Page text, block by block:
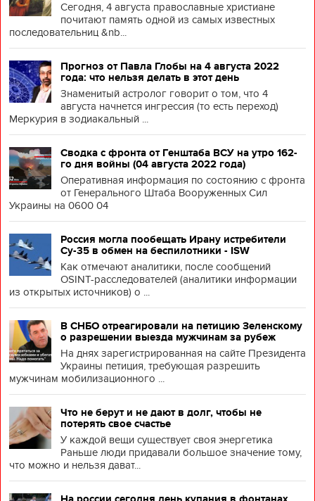
Сегодня, 4 августа православные христиане
почитают память одной из самых известных
последовательниц &nb...
Прогноз от Павла Глобы на 4 августа 2022
года: что нельзя делать в этот день
Знаменитый астролог говорит о том, что 4
августа начнется ингрессия (то есть переход)
Меркурия в зодиакальный ...
Сводка с фронта от Генштаба ВСУ на утро 162-
го дня войны (04 августа 2022 года)
Оперативная информация по состоянию с фронта
от Генерального Штаба Вооруженных Сил
Украины на 0600 04
Россия могла пообещать Ирану истребители
Су-35 в обмен на беспилотники - ISW
Как отмечают аналитики, после сообщений
OSINT-расследователей (аналитики информации
из открытых источников) о ...
В СНБО отреагировали на петицию Зеленскому
о разрешении выезда мужчинам за рубеж
На днях зарегистрированная на сайте Президента
Украины петиция, требующая разрешить
мужчинам мобилизационного ...
Что не берут и не дают в долг, чтобы не
потерять свое счастье
У каждой вещи существует своя энергетика
Раньше люди придавали большое значение тому,
что можно и нельзя дават...